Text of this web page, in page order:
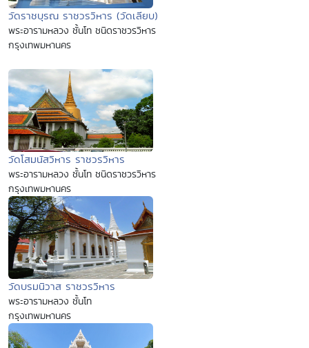
วัดราชบุรณ ราชวรวิหาร (วัดเลียบ)
พระอารามหลวง ชั้นโท ชนิดราชวรวิหาร
กรุงเทพมหานคร
วัดโสมนัสวิหาร ราชวรวิหาร
พระอารามหลวง ชั้นโท ชนิดราชวรวิหาร
กรุงเทพมหานคร
วัดบรมนิวาส ราชวรวิหาร
พระอารามหลวง ชั้นโท
กรุงเทพมหานคร